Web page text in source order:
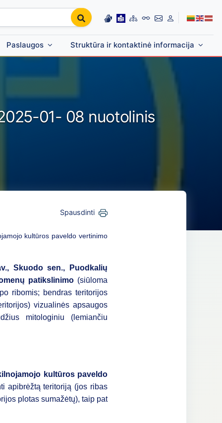
Paslaugos Struktūra ir kontaktinė informacija
01- 08 nuotolinis
Spausdinti
kultūros paveldo vertinimo
Skuodo sen., Puodkalių
patikslinimo (siūloma
ribomis; bendras teritorijos
vizualinės apsaugos
mitologiniu (lemiančiu
kultūros paveldo
apibrėžtą teritoriją (jos ribas
plotas sumažėtų), taip pat